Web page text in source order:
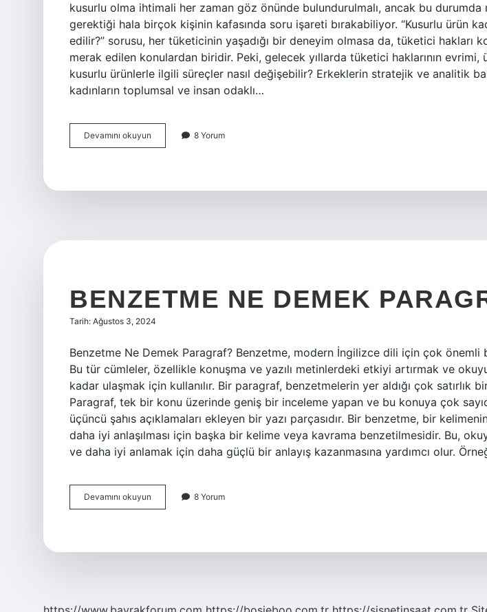
kusurlu olma ihtimali her zaman göz önünde bulundurulmalı, ancak bu durumda
gerektiği hala birçok kişinin kafasında soru işareti bırakabiliyor. “Kusurlu ürün
edilir?” sorusu, her tüketicinin yaşadığı bir deneyim olmasa da, tüketici hakları
merak edilen konulardan biridir. Peki, gelecek yıllarda tüketici haklarının evrimi,
kusurlu ürünlerle ilgili süreçler nasıl değişebilir? Erkeklerin stratejik ve analitik
kadınların toplumsal ve insan odaklı…
Devamını okuyun
ürün
8 Yorum
BENZETME NE DEMEK
Tarih: Ağustos 3, 2024
Benzetme Ne Demek Paragraf? Benzetme, modern İngilizce dili için çok
Bu tür cümleler, özellikle konuşma ve yazılı metinlerdeki etkiyi artırmak ve
kadar ulaşmak için kullanılır. Bir paragraf, benzetmelerin yer aldığı çok satırlık
Paragraf, tek bir konu üzerinde geniş bir inceleme yapan ve bu konuya çok
üçüncü şahıs açıklamaları ekleyen bir yazı parçasıdır. Bir benzetme, bir
daha iyi anlaşılması için başka bir kelime veya kavrama benzetilmesidir. Bu,
ve daha iyi anlamak için daha güçlü bir anlayış kazanmasına yardımcı olur.
Devamını okuyun Benzetme
ne
8 Yorum